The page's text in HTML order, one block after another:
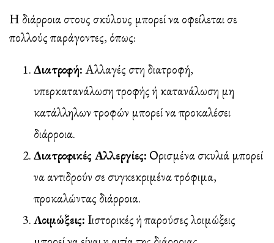
Η διάρροια στους σκύλους μπορεί να οφείλεται σε
πολλούς παράγοντες, όπως:
Διατροφή:Αλλαγές στη διατροφή,
υπερκατανάλωση τροφής ή κατανάλωση μη
κατάλληλων τροφών μπορεί να προκαλέσει
διάρροια.
Διατροφικές Αλλεργίες: Ορισμένα σκυλιά μπορεί
να αντιδρούν σε συγκεκριμένα τρόφιμα,
προκαλώντας διάρροια.
Λοιμώξεις: Ιιστορικές ή παρούσες λοιμώξεις